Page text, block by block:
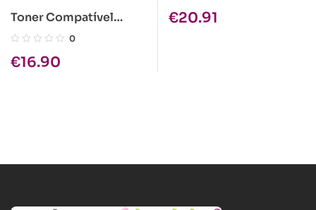
Toner Compatível
Brother TN-6600 Preto
0
€16.90
€20.91